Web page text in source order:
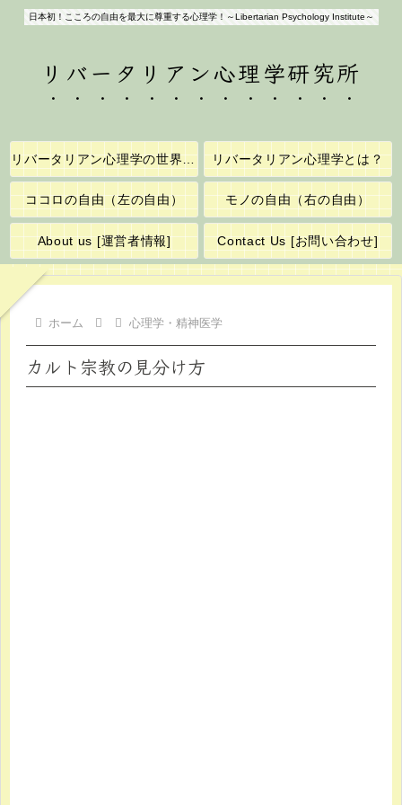
日本初！こころの自由を最大に尊重する心理学！～Libertarian Psychology Institute～
リバータリアン心理学研究所
リバータリアン心理学の世界へようこそ！ リバータリアン心理学とは？
ココロの自由（左の自由） モノの自由（右の自由）
About us [運営者情報] Contact Us [お問い合わせ]
ホーム 心理学・精神医学
カルト宗教の見分け方